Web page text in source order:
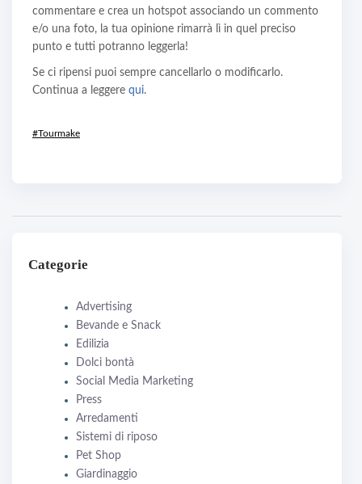
commentare e crea un hotspot associando un commento
e/o una foto, la tua opinione rimarrà lì in quel preciso
punto e tutti potranno leggerla!
Se ci ripensi puoi sempre cancellarlo o modificarlo.
Continua a leggere qui.
#Tourmake
Categorie
Advertising
Bevande e Snack
Edilizia
Dolci bontà
Social Media Marketing
Press
Arredamenti
Sistemi di riposo
Pet Shop
Giardinaggio